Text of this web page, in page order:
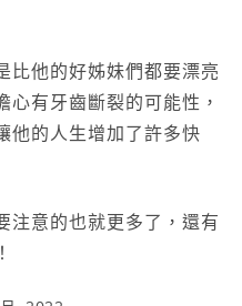
比他的好姊妹們都要漂亮
有牙齒斷裂的可能性，
他的人生增加了許多快
注意的也就更多了，還有